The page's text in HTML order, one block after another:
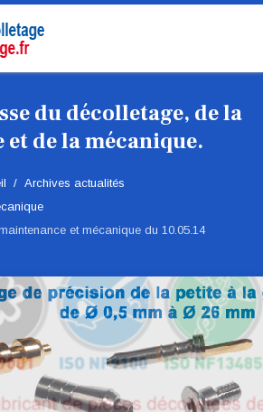
du décolletage, de la
de la mécanique.
Archives actualités
et mécanique du 10.05.14